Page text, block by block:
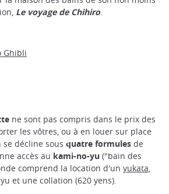
Le voyage de Chihiro.
Ghibli
ne sont pas compris dans le prix des
les vôtres, ou à en louer sur place
se décline sous quatre formules de
accès au kami-no-yu ("bain des
comprend la location d'un yukata
et une collation (620 yens).